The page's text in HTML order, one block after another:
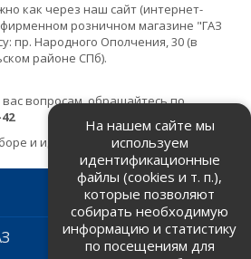
как через наш сайт (интернет-
розничном магазине "ГАЗ
пр. Народного Ополчения, 30 (в
районе СПб).
вопросам, обращайтесь по
и идентификации товара.
На нашем сайте мы
используем
идентификационные
файлы (cookies и т. п.),
которые позволяют
собирать необходимую
информацию и статистику
по посещениям для